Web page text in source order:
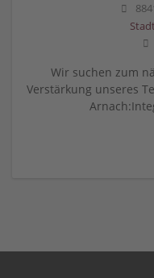
Wir suchen zum
Verstärkung unseres